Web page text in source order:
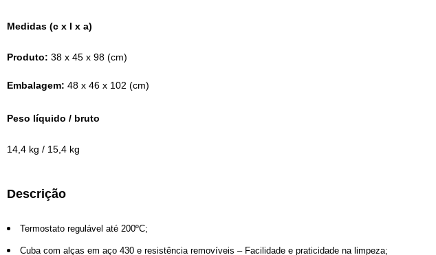
Medidas (c x l x a)
Produto: 38 x 45 x 98 (cm)
Embalagem: 48 x 46 x 102 (cm)
Peso líquido / bruto
14,4 kg / 15,4 kg
Descrição
Termostato regulável até 200ºC;
Cuba com alças em aço 430 e resistência removíveis – Facilidade e praticidade na limpeza;